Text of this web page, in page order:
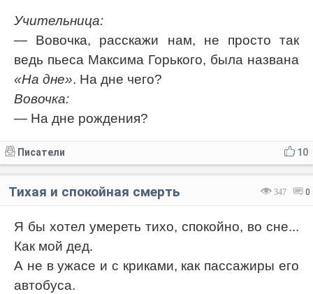
Учительница:
— Вовочка, расскажи нам, не просто так
ведь пьеса Максима Горького, была названа
«На дне». На дне чего?
Вовочка:
— На дне рождения?
10
Писатели
347 0
Тихая и спокойная смерть
Я бы хотел умереть тихо, спокойно, во сне...
Как мой дед.
А не в ужасе и с криками, как пассажиры его
автобуса.